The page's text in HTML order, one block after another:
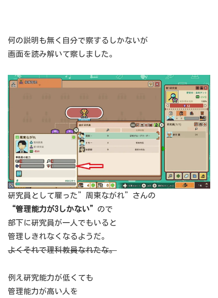
何の説明も無く自分で察するしかないが
画面を読み解いて察しました。
研究員として雇った”周東ながれ”さんの
“管理能力が3しかない” ので
部下に研究員が一人でもいると
管理しきれなくなるようだ。
よくそれで理科教員なれたな。
例え研究能力が低くても
管理能力が高い人を